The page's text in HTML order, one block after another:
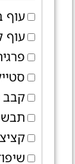
עוף
עוף
קבב